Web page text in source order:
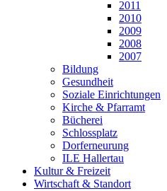
2011
2010
2009
2008
2007
Bildung
Gesundheit
Soziale Einrichtungen
Kirche & Pfarramt
Bücherei
Schlossplatz
Dorferneurung
ILE Hallertau
Kultur & Freizeit
Wirtschaft & Standort